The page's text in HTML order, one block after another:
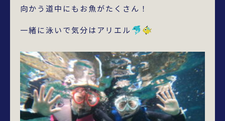
向かう道中にもお魚がたくさん！
一緒に泳いで気分はアリエル